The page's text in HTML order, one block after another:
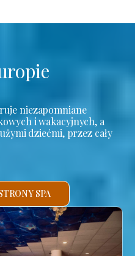
niezapomniane
i wakacyjnych, a
dziećmi, przez cały
SPA